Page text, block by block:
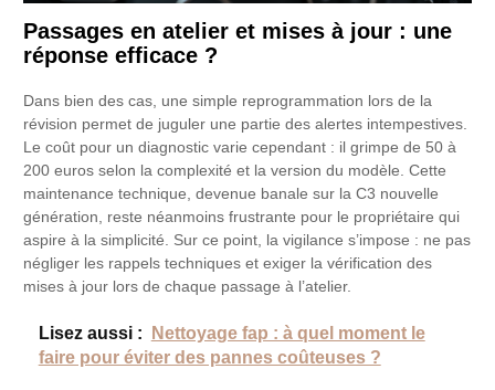
Passages en atelier et mises à jour : une
réponse efficace ?
Dans bien des cas, une simple reprogrammation lors de la
révision permet de juguler une partie des alertes intempestives.
Le coût pour un diagnostic varie cependant : il grimpe de 50 à
200 euros selon la complexité et la version du modèle. Cette
maintenance technique, devenue banale sur la C3 nouvelle
génération, reste néanmoins frustrante pour le propriétaire qui
aspire à la simplicité. Sur ce point, la vigilance s’impose : ne pas
négliger les rappels techniques et exiger la vérification des
mises à jour lors de chaque passage à l’atelier.
Lisez aussi :
Nettoyage fap : à quel moment le
faire pour éviter des pannes coûteuses ?